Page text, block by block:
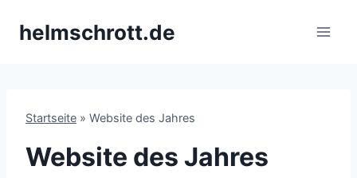
Inhalthelmschrott.de
Startseite » Website des Jahres
Website des Jahres